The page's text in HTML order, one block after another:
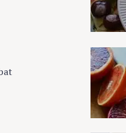
Esc to cancel.